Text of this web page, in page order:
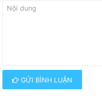
GỬI BÌNH LUẬN